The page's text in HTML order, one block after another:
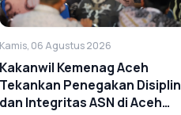
Kamis, 06 Agustus 2026
Kakanwil Kemenag Aceh
Tekankan Penegakan Disiplin
dan Integritas ASN di Aceh